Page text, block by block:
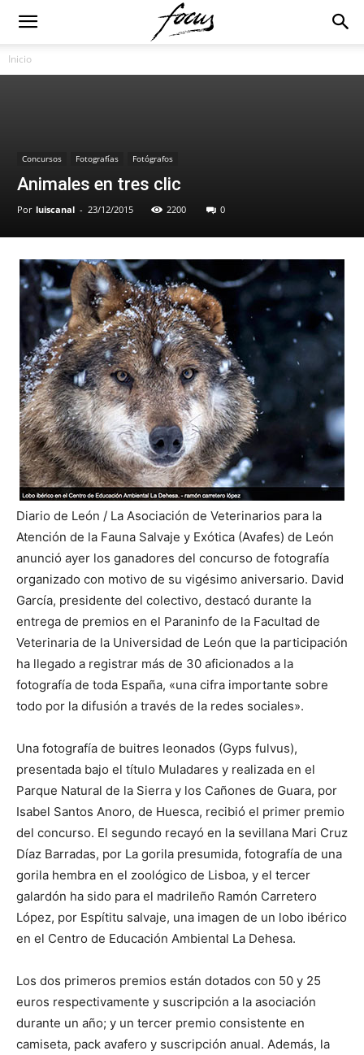
Inicio
Concursos Fotografías Fotógrafos
Animales en tres clic
Por luiscanal - 23/12/2015 2200 0
Diario de León / La Asociación de Veterinarios para la
Atención de la Fauna Salvaje y Exótica (Avafes) de León
anunció ayer los ganadores del concurso de fotografía
organizado con motivo de su vigésimo aniversario. David
García, presidente del colectivo, destacó durante la
entrega de premios en el Paraninfo de la Facultad de
Veterinaria de la Universidad de León que la participación
ha llegado a registrar más de 30 aficionados a la
fotografía de toda España, «una cifra importante sobre
todo por la difusión a través de la redes sociales».
Una fotografía de buitres leonados (Gyps fulvus),
presentada bajo el título Muladares y realizada en el
Parque Natural de la Sierra y los Cañones de Guara, por
Isabel Santos Anoro, de Huesca, recibió el primer premio
del concurso. El segundo recayó en la sevillana Mari Cruz
Díaz Barradas, por La gorila presumida, fotografía de una
gorila hembra en el zoológico de Lisboa, y el tercer
galardón ha sido para el madrileño Ramón Carretero
López, por Espítitu salvaje, una imagen de un lobo ibérico
en el Centro de Educación Ambiental La Dehesa.
Los dos primeros premios están dotados con 50 y 25
euros respectivamente y suscripción a la asociación
durante un año; y un tercer premio consistente en
camiseta, pack avafero y suscripción anual. Además, la